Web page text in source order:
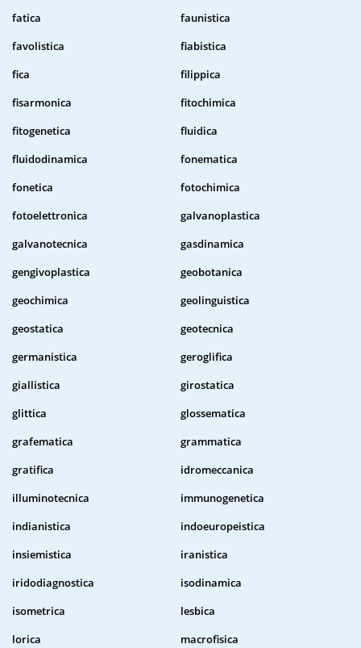
fatica
faunistica
favolistica
fiabistica
fica
filippica
fisarmonica
fitochimica
fitogenetica
fluidica
fluidodinamica
fonematica
fonetica
fotochimica
fotoelettronica
galvanoplastica
galvanotecnica
gasdinamica
gengivoplastica
geobotanica
geochimica
geolinguistica
geostatica
geotecnica
germanistica
geroglifica
giallistica
girostatica
glittica
glossematica
grafematica
grammatica
gratifica
idromeccanica
illuminotecnica
immunogenetica
indianistica
indoeuropeistica
insiemistica
iranistica
iridodiagnostica
isodinamica
isometrica
lesbica
lorica
macrofisica